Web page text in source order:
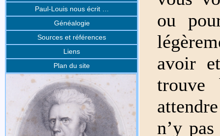
Paul-Louis nous écrit …
Généalogie
Sources et références
Liens
Plan du site
ou
avoir
trouve
n’y